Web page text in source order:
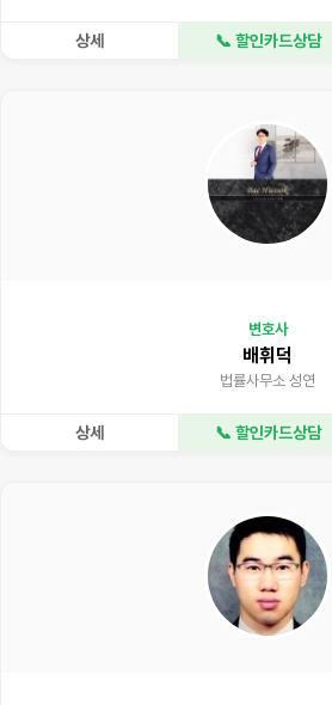
상세 📞 할인카드상담
변호사
배휘덕
법률사무소 성연
상세 📞 할인카드상담